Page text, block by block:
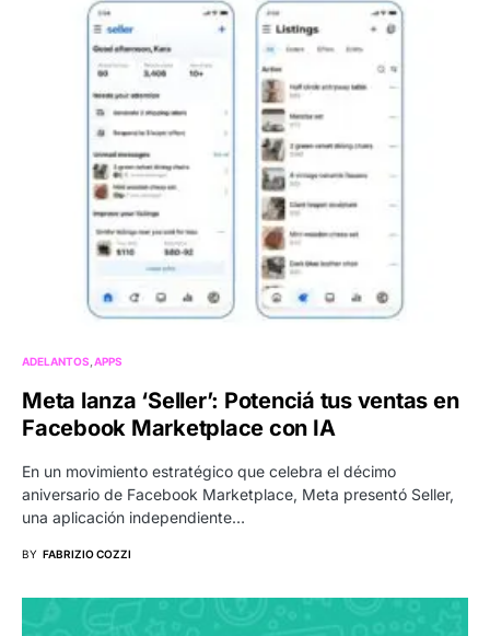
ADELANTOS APPS
Meta lanza ‘Seller’: Potenciá tus ventas en
Facebook Marketplace con IA
En un movimiento estratégico que celebra el décimo
aniversario de Facebook Marketplace, Meta presentó Seller,
una aplicación independiente…
BY FABRIZIO COZZI